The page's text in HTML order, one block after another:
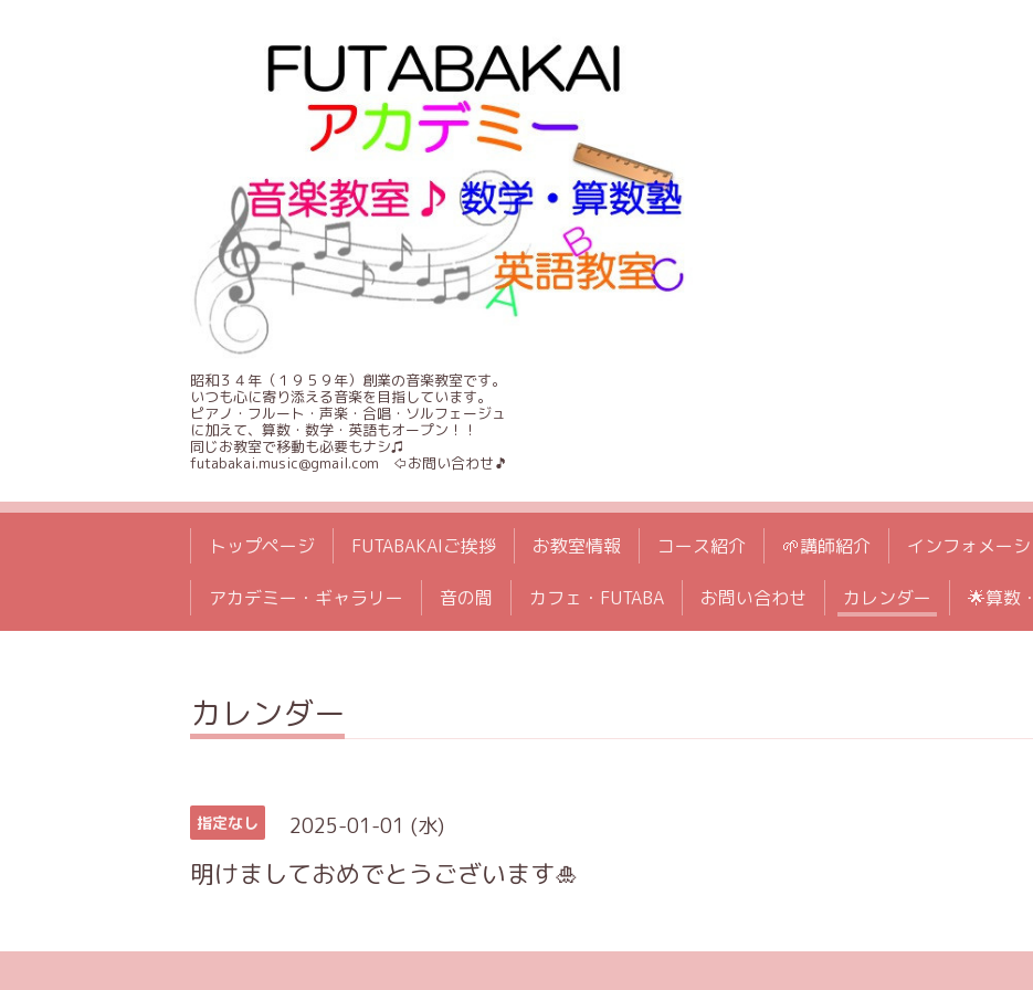
昭和３４年（１９５９年）創業の音楽教室です。
いつも心に寄り添える音楽を目指しています。
ピアノ・フルート・声楽・合唱・ソルフェージュ
に加えて、算数・数学・英語もオープン！！
同じお教室で移動も必要もナシ♫
futabakai.music@gmail.com ⇦お問い合わせ🎵
トップページ FUTABAKAIご挨拶 お教室情報 コース紹介 🌱講師紹介 インフォメー
アカデミー・ギャラリー 音の間 カフェ・FUTABA お問い合わせ カレンダー 🌟算数
カレンダー
指定なし 2025-01-01 (水)
明けましておめでとうございます🎍